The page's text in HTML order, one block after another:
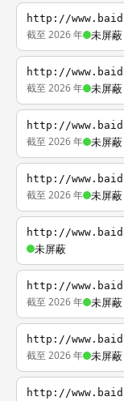
http://
截至 2026 年 未屏蔽
http://
截至 2026 年 未屏蔽
http://
截至 2026 年 未屏蔽
http://
截至 2026 年 未屏蔽
http://
未屏蔽
http://
截至 2026 年 未屏蔽
http://
截至 2026 年 未屏蔽
http://